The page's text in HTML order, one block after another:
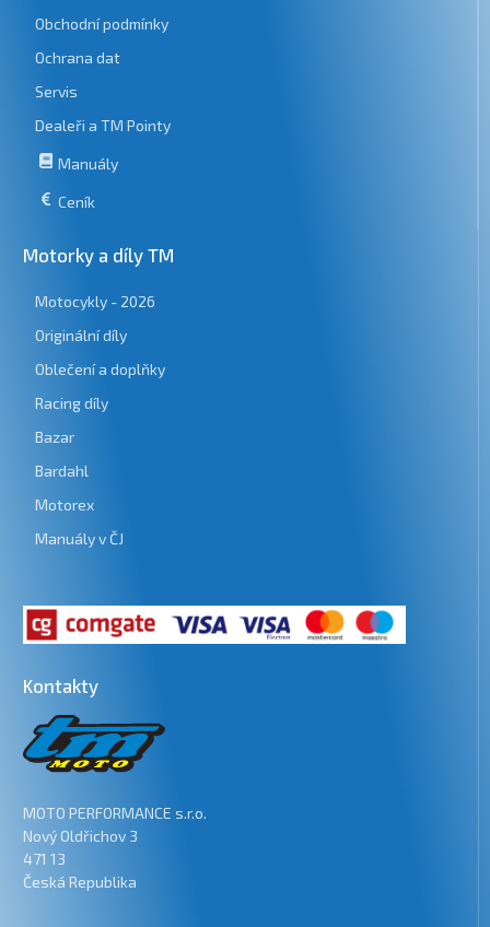
Obchodní podmínky
Ochrana dat
Servis
Dealeři a TM Pointy
Manuály
Ceník
Motorky a díly TM
Motocykly - 2026
Originální díly
Oblečení a doplňky
Racing díly
Bazar
Bardahl
Motorex
Manuály v ČJ
Kontakty
MOTO PERFORMANCE s.r.o.
Nový Oldřichov 3
471 13
Česká Republika